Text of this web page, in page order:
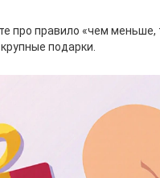
про правило «чем
подарки.